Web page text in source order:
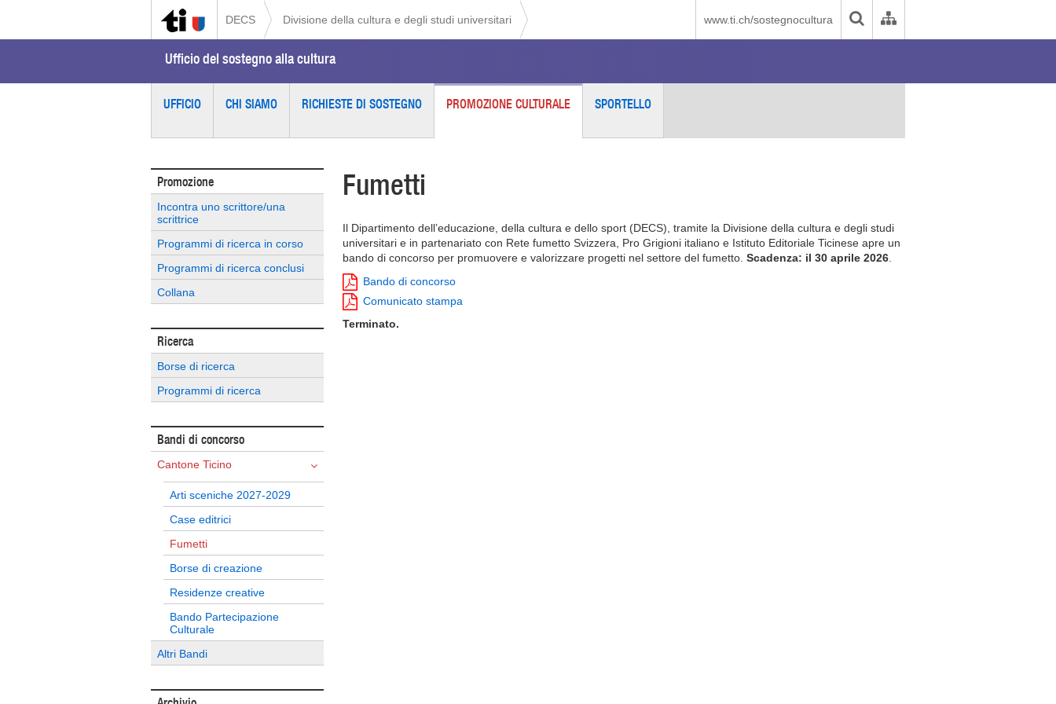
DECS Divisione della cultura e degli studi universitari www.ti.ch/sostegnocultura
Ufficio del sostegno alla cultura
UFFICIO CHI SIAMO RICHIESTE DI SOSTEGNO PROMOZIONE CULTURALE SPORTELLO
Promozione
Incontra uno scrittore/una
scrittrice
Programmi di ricerca in corso
Programmi di ricerca conclusi
Collana
Ricerca
Borse di ricerca
Programmi di ricerca
Bandi di concorso
Cantone Ticino
Arti sceniche 2027-2029
Case editrici
Fumetti
Borse di creazione
Residenze creative
Bando Partecipazione
Culturale
Altri Bandi
Fumetti
Il Dipartimento dell’educazione, della cultura e dello sport (DECS), tramite la Divisione della cultura e degli studi
universitari e in partenariato con Rete fumetto Svizzera, Pro Grigioni italiano e Istituto Editoriale Ticinese apre un
bando di concorso per promuovere e valorizzare progetti nel settore del fumetto. Scadenza: il 30 aprile 2026
Bando di concorso
Comunicato stampa
Terminato.